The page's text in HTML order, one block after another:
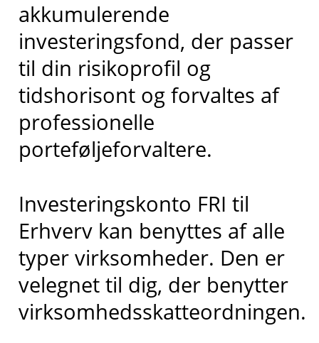
akkumulerende
investeringsfond, der passer
til din risikoprofil og
tidshorisont og forvaltes af
professionelle
porteføljeforvaltere.
Investeringskonto FRI til
Erhverv kan benyttes af alle
typer virksomheder. Den er
velegnet til dig, der benytter
virksomhedsskatteordningen.